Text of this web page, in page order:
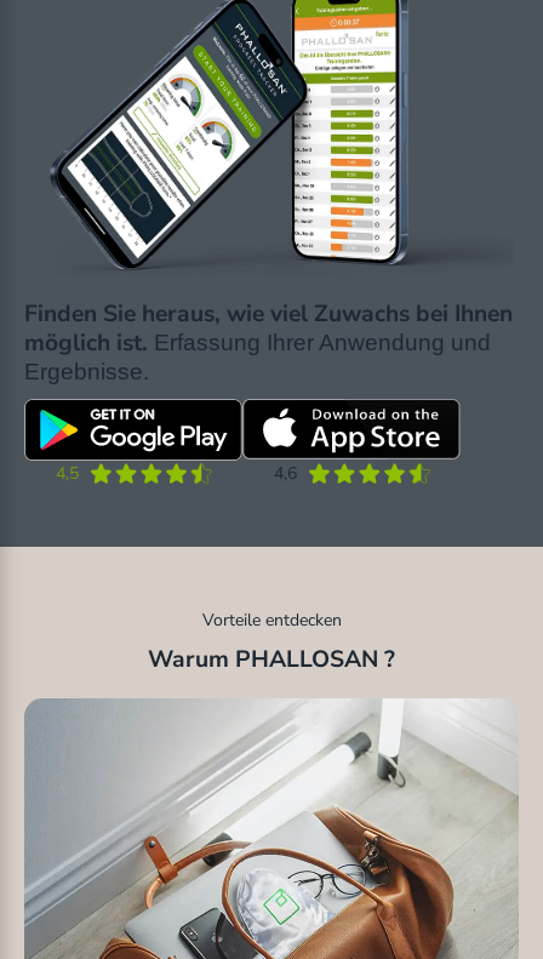
Finden Sie heraus, wie viel Zuwachs bei Ihnen
möglich ist. Erfassung Ihrer Anwendung und
Ergebnisse.
4,5 4,6
Vorteile entdecken
Warum PHALLOSAN ?